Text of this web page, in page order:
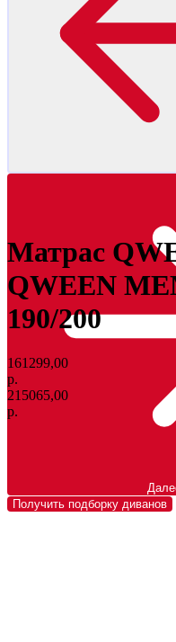
Получить подборку диванов
Матрас
QWEEN
190/200
161299,00
р.
215065,00
р.